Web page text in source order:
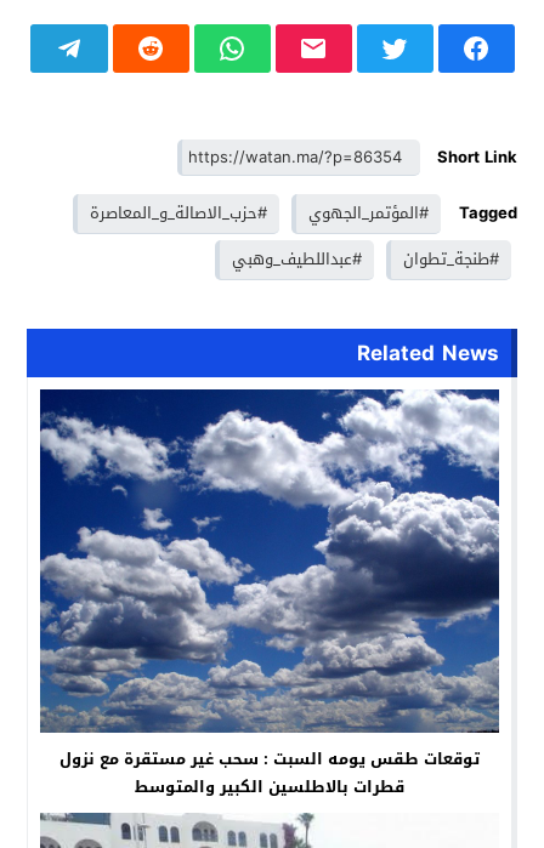
Short Link
Tagged
#المؤتمر_الجهوي
#حزب_الاصالة_و_المعاصرة
#طنجة_تطوان
#عبداللطيف_وهبي
Related News
توقعات طقس يومه السبت : سحب غير مستقرة مع نزول
قطرات بالاطلسين الكبير والمتوسط